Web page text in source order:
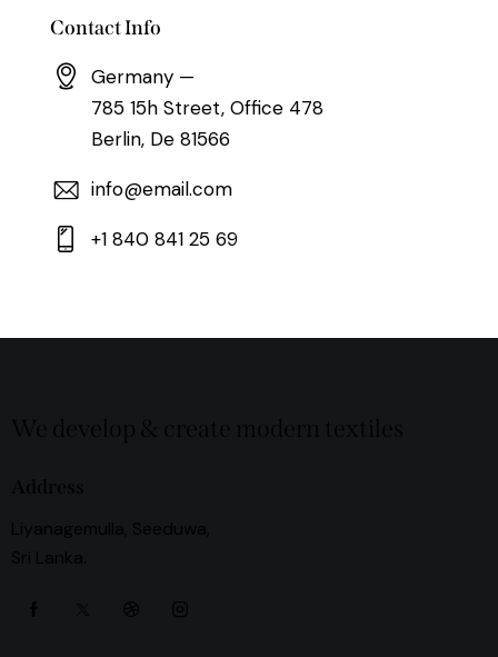
Contact Info
Germany —
785 15h Street, Office 478
Berlin, De 81566
info@email.com
+1 840 841 25 69